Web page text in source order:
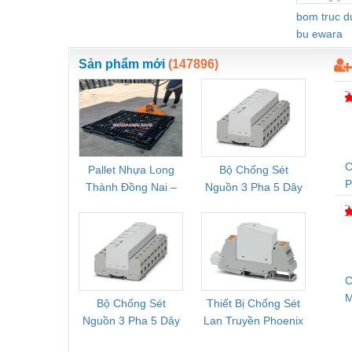
Phốt cơ khí
Sắt, thép, inox các loại
Thí nghiệm-Trang thiết bị
Thiết bị chiếu sáng
Thiết bị chống sét
Thiết bị an ninh
Thiết bị công nghiệp
Thiết bị công trình
Thiết bị điện
Thiết bị giáo dục
Thiết bị khác
bom truc
bu ewara
Sản phẩm mới (147896)
Pallet Nhựa Long
Thành Đồng Nai –
Mới, Pallet Cũ Giá
Tốt
Bộ Chống Sét
Nguồn 3 Pha 5 Dây
FLT-SEC-P-T1-3S-
264/50-FM -
2909589
Bộ Chống Sét
Nguồn 3 Pha 5 Dây
Thiết Bị Chống Sét
Lan Truyền Phoenix
Rơ
Bộ